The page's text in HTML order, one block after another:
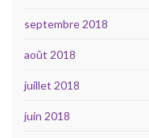
septembre 2018
août 2018
juillet 2018
juin 2018